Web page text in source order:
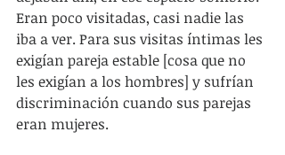
Eran poco visitadas, casi nadie las
iba a ver. Para sus visitas íntimas les
exigían pareja estable [cosa que no
les exigían a los hombres] y sufrían
discriminación cuando sus parejas
eran mujeres.